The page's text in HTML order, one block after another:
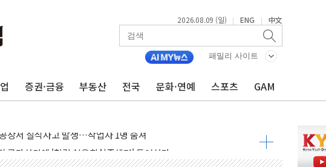
2026.08.09 (일) | ENG | 中文
패밀리 사이트
증권·금융 부동산 전국 문화·연예 스포츠 GAM
국가산단에 '철강 AI융합실증센터' 들어선다
착장 하류서 50대 숨진 채 발견...경찰, 조사 중